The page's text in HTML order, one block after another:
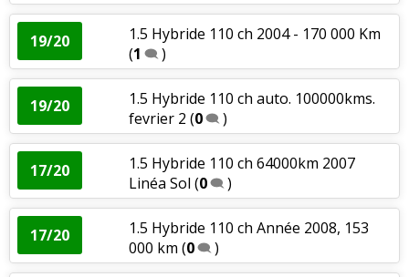
19/20
1.5 Hybride 110 ch 2004 - 170 000 Km
(1 )
19/20
1.5 Hybride 110 ch auto. 100000kms.
fevrier 2 (0 )
17/20
1.5 Hybride 110 ch 64000km 2007
Linéa Sol (0 )
17/20
1.5 Hybride 110 ch Année 2008, 153
000 km (0 )